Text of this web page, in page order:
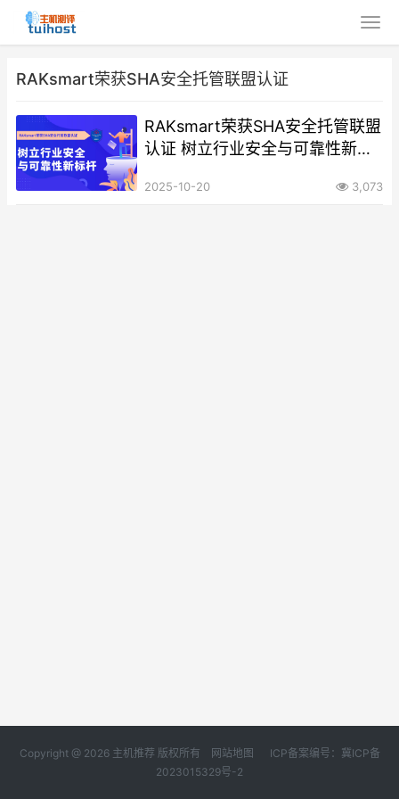
RAKsmart荣获SHA安全托管联盟认证
RAKsmart荣获SHA安全托管联盟
认证 树立行业安全与可靠性新标
2025-10-20 3,073
Copyright @ 2026 主机推荐 版权所有 网站地图
ICP备案编号：冀ICP备
2023015329号-2